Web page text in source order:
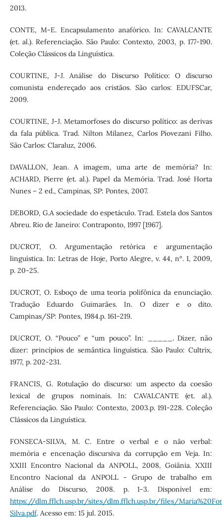
2013.
CONTE, M-E. Encapsulamento anafórico. In: CAVALCANTE
(et. al.). Referenciação. São Paulo: Contexto, 2003, p. 177-190.
Coleção Clássicos da Linguística.
COURTINE, J-J. Análise do Discurso Político: O discurso
comunista endereçado aos cristãos. São carlos: EDUFSCar,
2009.
COURTINE, J-J. Metamorfoses do discurso político: as derivas
da fala pública. Trad. Nilton Milanez, Carlos Piovezani Filho.
São Carlos: Claraluz, 2006.
DAVALLON, Jean. A imagem, uma arte de memória? In:
ACHARD, Pierre (et. al.). Papel da Memória. Trad. José Horta
Nunes – 2 ed., Campinas, SP: Pontes, 2007.
DEBORD, G.A sociedade do espetáculo. Trad. Estela dos Santos
Abreu. Rio de Janeiro: Contraponto, 1997 [1967].
DUCROT, O. Argumentação retórica e argumentação
linguística. In: Letras de Hoje, Porto Alegre, v. 44, nº. 1, 2009,
p. 20-25.
DUCROT, O. Esboço de uma teoria polifônica da enunciação.
Tradução Eduardo Guimarães. In. O dizer e o dito.
Campinas/SP: Pontes, 1984.p. 161-219.
DUCROT, O. “Pouco” e “um pouco”. In: _____. Dizer, não
dizer: princípios de semântica linguística. São Paulo: Cultrix,
1977, p. 202-231.
FRANCIS, G. Rotulação do discurso: um aspecto da coesão
lexical de grupos nominais. In: CAVALCANTE (et. al.).
Referenciação. São Paulo: Contexto, 2003.p. 191-228. Coleção
Clássicos da Linguística.
FONSECA-SILVA, M. C. Entre o verbal e o não verbal:
memória e encenação discursiva da corrupção em Veja. In:
XXIII Encontro Nacional da ANPOLL, 2008, Goiânia. XXIII
Encontro Nacional da ANPOLL - Grupo de trabalho em
Análise do Discurso, 2008. p. 1-3. Disponível em:
https://dlm.fflch.usp.br/sites/dlm.fflch.usp.br/files/
Silva.pdf. Acesso em: 15 jul. 2015.